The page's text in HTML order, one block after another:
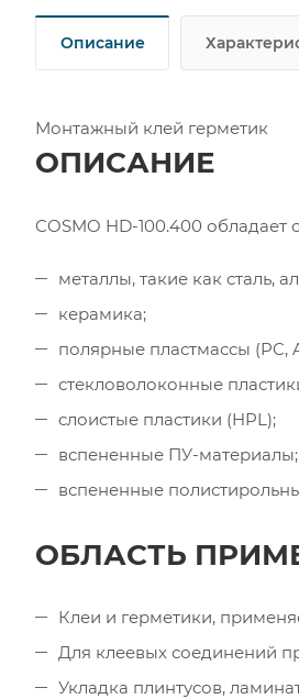
Описание
Монтажный клей герметик
ОПИСАНИЕ
COSMO HD-100.400
металлы, такие как сталь,
керамика;
полярные пластмассы
стекловолоконные
слоистые пластики (HPL);
вспененные ПУ-материалы;
вспененные
ОБЛАСТЬ
Клеи и герметики,
Для клеевых соединений
Укладка плинтусов,